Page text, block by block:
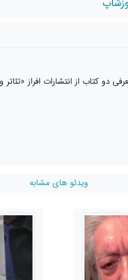
از انتشارات افراز «تئاتر
ویدئو های مشابه